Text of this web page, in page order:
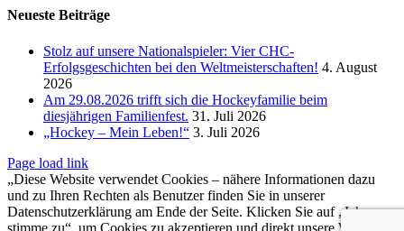
Neueste Beiträge
Stolz auf unsere Nationalspieler: Vier CHC-
Erfolgsgeschichten bei den Weltmeisterschaften! 4. August
2026
Am 29.08.2026 trifft sich die Hockeyfamilie beim
diesjährigen Familienfest. 31. Juli 2026
„Hockey – Mein Leben!“ 3. Juli 2026
Page load link
„Diese Website verwendet Cookies – nähere Informationen dazu
und zu Ihren Rechten als Benutzer finden Sie in unserer
Datenschutzerklärung am Ende der Seite. Klicken Sie auf „Ich
stimme zu“, um Cookies zu akzeptieren und direkt unsere Website